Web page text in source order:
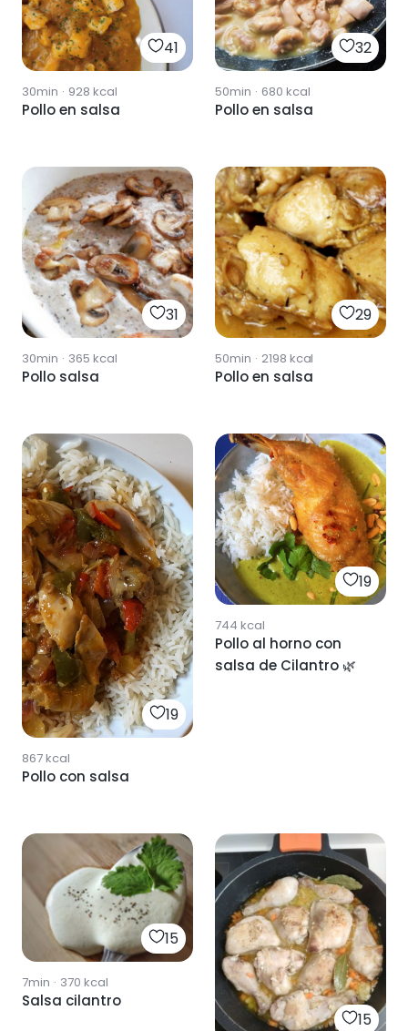
41
30min · 928 kcal
Pollo en salsa
32
50min · 680 kcal
Pollo en salsa
31
30min · 365 kcal
Pollo salsa
29
50min · 2198 kcal
Pollo en salsa
19
867kcal
Pollo con salsa
19
744 kcal
Pollo al horno con
salsa de Cilantro 🌿
15
7min · 370 kcal
Salsa cilantro
15